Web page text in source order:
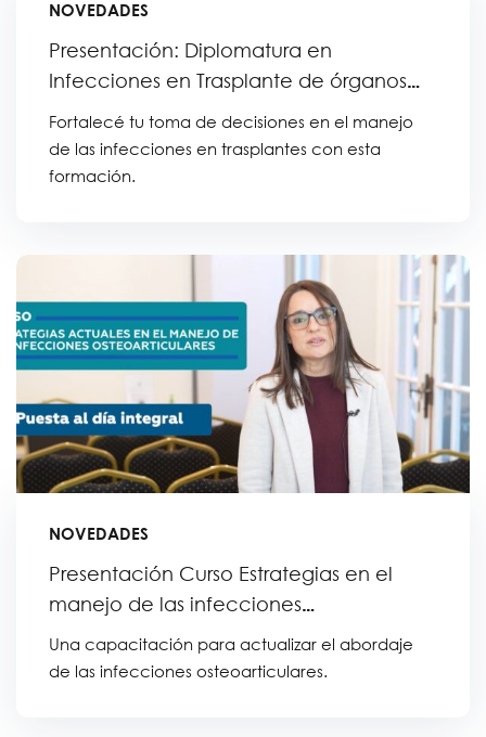
NOVEDADES
Presentación: Diplomatura en
Infecciones en Trasplante de órganos
sólidos
Fortalecé tu toma de decisiones en el manejo
de las infecciones en trasplantes con esta
formación.
NOVEDADES
Presentación Curso Estrategias en el
manejo de las infecciones
osteoarticulares
Una capacitación para actualizar el abordaje
de las infecciones osteoarticulares.